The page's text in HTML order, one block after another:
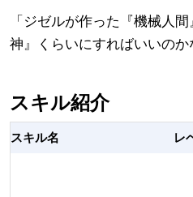
「ジゼルが作った『機械人
神』くらいにすればいいのか
スキル紹介
スキル名 レ